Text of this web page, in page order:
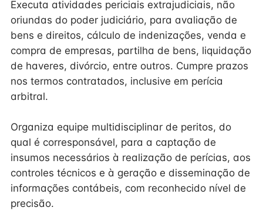
Executa atividades periciais extrajudiciais, não
oriundas do poder judiciário, para avaliação de
bens e direitos, cálculo de indenizações, venda e
compra de empresas, partilha de bens, liquidação
de haveres, divórcio, entre outros. Cumpre prazos
nos termos contratados, inclusive em perícia
arbitral.
Organiza equipe multidisciplinar de peritos, do
qual é corresponsável, para a captação de
insumos necessários à realização de perícias, aos
controles técnicos e à geração e disseminação de
informações contábeis, com reconhecido nível de
precisão.